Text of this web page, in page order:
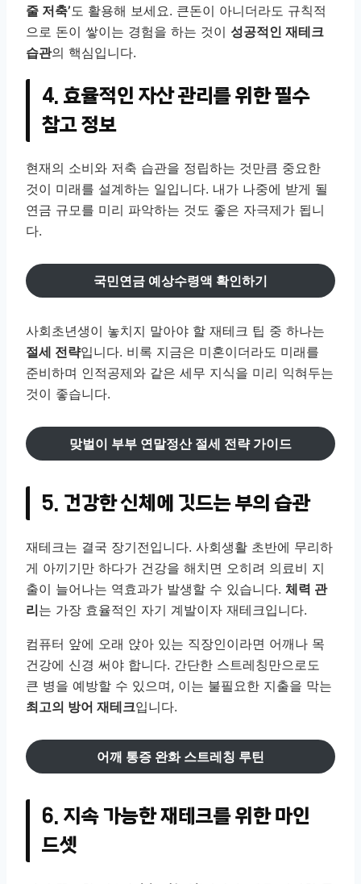
줄 저축’ 도 활용해 보세요. 큰돈이 아니더라도 규칙적
으로 돈이 쌓이는 경험을 하는 것이 성공적인 재테크
습관의 핵심입니다.
4. 효율적인 자산 관리를 위한 필수
참고 정보
현재의 소비와 저축 습관을 정립하는 것만큼 중요한
것이 미래를 설계하는 일입니다. 내가 나중에 받게 될
연금 규모를 미리 파악하는 것도 좋은 자극제가 됩니
다.
국민연금 예상수령액 확인하기
사회초년생이 놓치지 말아야 할 재테크 팁 중 하나는
절세 전략입니다. 비록 지금은 미혼이더라도 미래를
준비하며 인적공제와 같은 세무 지식을 미리 익혀두는
것이 좋습니다.
맞벌이 부부 연말정산 절세 전략 가이드
5. 건강한 신체에 깃드는 부의 습관
재테크는 결국 장기전입니다. 사회생활 초반에 무리하
게 아끼기만 하다가 건강을 해치면 오히려 의료비 지
출이 늘어나는 역효과가 발생할 수 있습니다. 체력 관
리는 가장 효율적인 자기 계발이자 재테크입니다.
컴퓨터 앞에 오래 앉아 있는 직장인이라면 어깨나 목
건강에 신경 써야 합니다. 간단한 스트레칭만으로도
큰 병을 예방할 수 있으며, 이는 불필요한 지출을 막는
최고의 방어 재테크입니다.
어깨 통증 완화 스트레칭 루틴
6. 지속 가능한 재테크를 위한 마인
드셋